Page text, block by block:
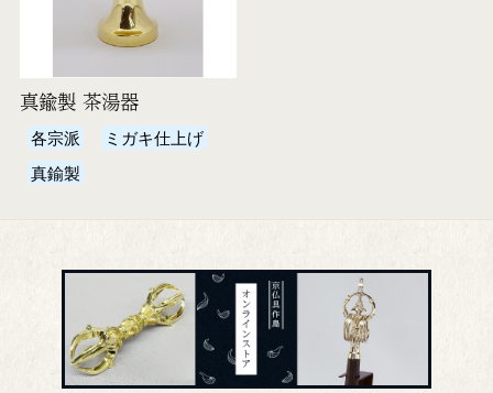
真鍮製 茶湯器
各宗派
ミガキ仕上げ
真鍮製